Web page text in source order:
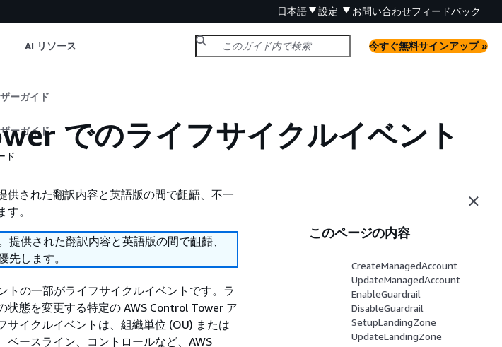
日本語 設定 お問い合わせフィードバック
AI リソース 今すぐ無料サインアップ »
ーガイド
ーガイド でのライフサイクルイベント
ド
された翻訳内容と英語版の間で齟齬、不一
。
供された翻訳内容と英語版の間で齟齬、
先します。
の一部がライフサイクルイベントです。 ラ
態を変更する特定の AWS Control Tower ア
サイクルイベントは、組織単位 (OU) または
ースライン、コントロールなど、AWS
このページの内容
CreateManagedAccount
UpdateManagedAccount
EnableGuardrail
DisableGuardrail
SetupLandingZone
UpdateLandingZone